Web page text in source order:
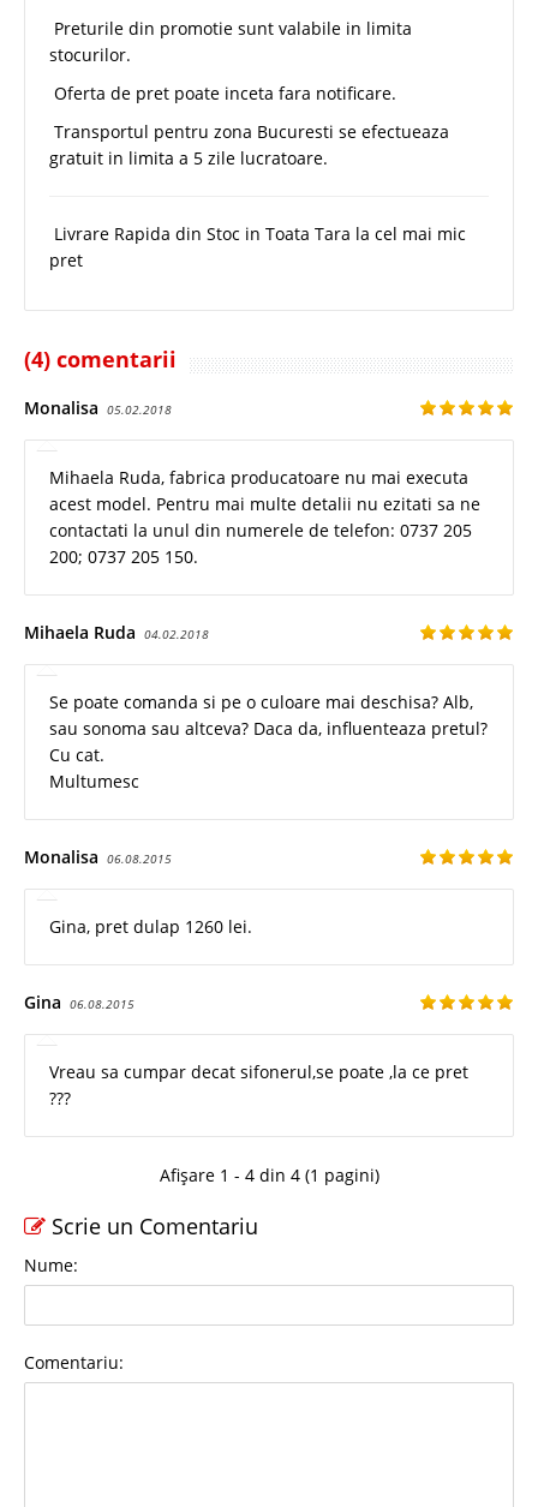
Preturile din promotie sunt valabile in limita
stocurilor.
Oferta de pret poate inceta fara notificare.
Transportul pentru zona Bucuresti se efectueaza
gratuit in limita a 5 zile lucratoare.
Livrare Rapida din Stoc in Toata Tara la cel mai mic
pret
(4) comentarii
Monalisa 05.02.2018
Mihaela Ruda, fabrica producatoare nu mai executa
acest model. Pentru mai multe detalii nu ezitati sa ne
contactati la unul din numerele de telefon: 0737 205
200; 0737 205 150.
Mihaela Ruda 04.02.2018
Se poate comanda si pe o culoare mai deschisa? Alb,
sau sonoma sau altceva? Daca da, influenteaza pretul?
Cu cat.
Multumesc
Monalisa 06.08.2015
Gina, pret dulap 1260 lei.
Gina 06.08.2015
Vreau sa cumpar decat sifonerul,se poate ,la ce pret
???
Afișare 1 - 4 din 4 (1 pagini)
Scrie un Comentariu
Nume:
Comentariu: